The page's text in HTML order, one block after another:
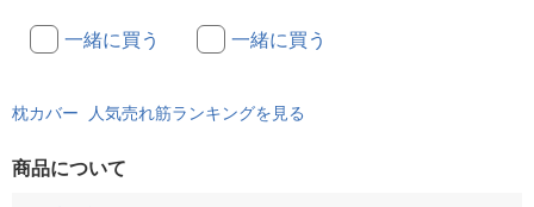
一緒に買う 一緒に買う
枕カバー 人気売れ筋ランキングを見る
商品について